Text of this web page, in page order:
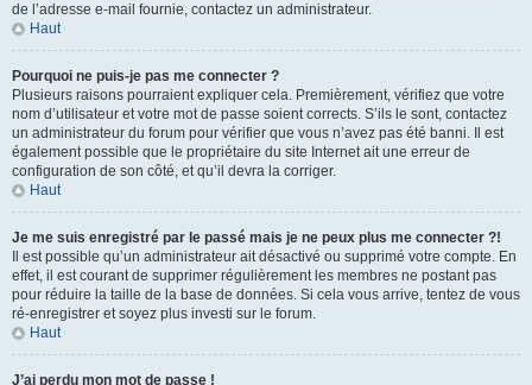
de l’adresse e-mail fournie, contactez un administrateur.
Haut
Pourquoi ne puis-je pas me connecter ?
Plusieurs raisons pourraient expliquer cela. Premièrement, vérifiez que votre
nom d’utilisateur et votre mot de passe soient corrects. S’ils le sont, contactez
un administrateur du forum pour vérifier que vous n’avez pas été banni. Il est
également possible que le propriétaire du site Internet ait une erreur de
configuration de son côté, et qu’il devra la corriger.
Haut
Je me suis enregistré par le passé mais je ne peux plus me connecter ?!
Il est possible qu’un administrateur ait désactivé ou supprimé votre compte. En
effet, il est courant de supprimer régulièrement les membres ne postant pas
pour réduire la taille de la base de données. Si cela vous arrive, tentez de vous
ré-enregistrer et soyez plus investi sur le forum.
Haut
J’ai perdu mon mot de passe !